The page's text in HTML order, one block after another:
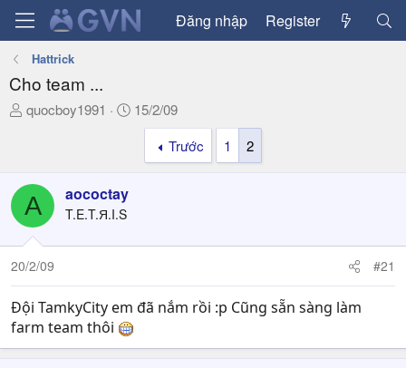
Đăng nhập Register
Hattrick
Cho team ...
T
a
d
s
t
a
t
e
r
quocboy1991
N
15/2/09
Trước
1 2
A aococtay
T.E.T.Я.I.S
20/2/09 #21
Đội TamkyCity em đã nắm rồi :p Cũng sẵn sàng làm
farm team thôi